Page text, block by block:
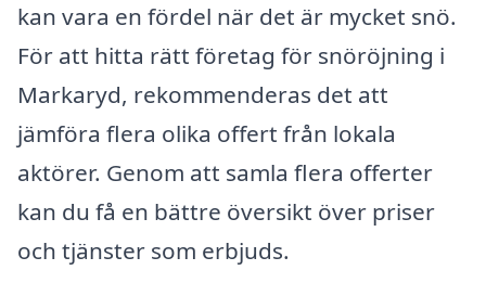
kan vara en fördel när det är mycket snö.
För att hitta rätt företag för snöröjning i
Markaryd, rekommenderas det att
jämföra flera olika offert från lokala
aktörer. Genom att samla flera offerter
kan du få en bättre översikt över priser
och tjänster som erbjuds.